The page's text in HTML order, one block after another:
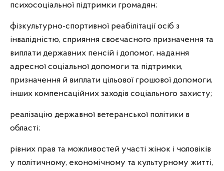
психосоціальної підтримки громадян;
фізкультурно-спортивної реабілітації осіб з
інвалідністю, сприяння своєчасного призначення та
виплати державних пенсій і допомог, надання
адресної соціальної допомоги та підтримки,
призначення й виплати цільової грошової допомоги,
інших компенсаційних заходів соціального захисту;
реалізацію державної ветеранської політики в
області;
рівних прав та можливостей участі жінок і чоловіків
у політичному, економічному та культурному житті,